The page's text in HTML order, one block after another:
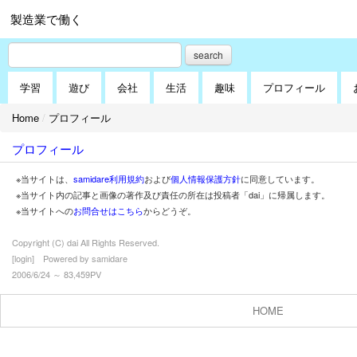
製造業で働く
search
学習 遊び 会社 生活 趣味 プロフィール
Home / プロフィール
プロフィール
※当サイトは、 samidare利用規約および個人情報保護方針に同意しています。
※当サイト内の記事と画像の著作及び責任の所在は投稿者「dai」に帰属します。
※当サイトへのお問合せはこちらからどうぞ。
Copyright (C) dai All Rights Reserved.
[login] Powered by samidare
2006/6/24 ～ 83,459PV
HOME